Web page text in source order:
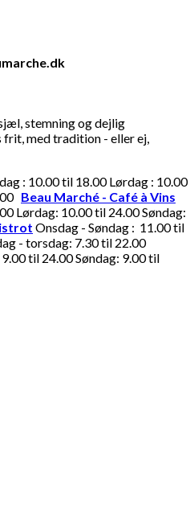
stemning og dejlig
med tradition - eller ej,
: 10.00 til 18.00 Lørdag : 10.00
Beau Marché - Café à Vins
Lørdag: 10.00 til 24.00 Søndag:
Onsdag - Søndag : 11.00 til
- torsdag: 7.30 til 22.00
til 24.00 Søndag: 9.00 til